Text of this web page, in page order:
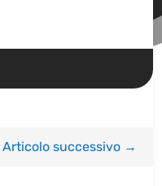
Articolo successivo→